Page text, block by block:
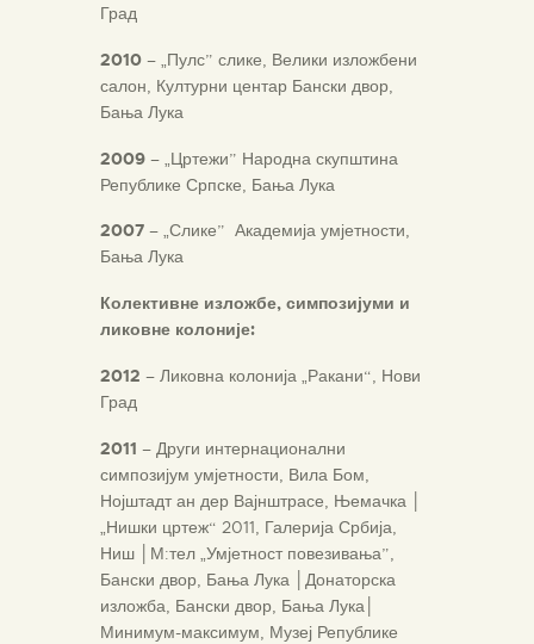
Град
2010 – „Пулс” слике, Велики изложбени
салон, Културни центар Бански двор,
Бања Лука
2009 – „Цртежи” Народна скупштина
Републике Српске, Бања Лука
2007 – „Слике” Академија умјетности,
Бања Лука
Колективне изложбе, симпозијуми и
ликовне колоније:
2012 – Ликовна колонија „Ракани“, Нови
Град
2011 – Други интернационални
симпозијум умјетности, Вила Бом,
Нојштадт ан дер Вајнштрасе, Њемачка
„Нишки цртеж“ 2011, Галерија Србија,
Ниш
М:тел „Умјетност повезивања”,
Бански двор, Бања Лука
Донаторска
изложба, Бански двор, Бања Лука
Минимум-максимум, Музеј Републике